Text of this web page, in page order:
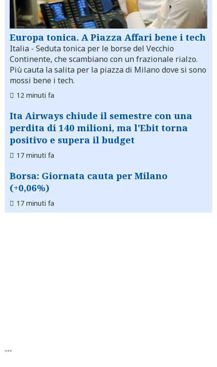
Europa tonica. A Piazza Affari bene i tech
Italia - Seduta tonica per le borse del Vecchio
Continente, che scambiano con un frazionale rialzo.
Più cauta la salita per la piazza di Milano dove si sono
mossi bene i tech.
12 minuti fa
Ita Airways chiude il semestre con una
perdita di 140 milioni, ma l'Ebit torna
positivo e supera il budget
17 minuti fa
Borsa: Giornata cauta per Milano
(+0,06%)
17 minuti fa
```